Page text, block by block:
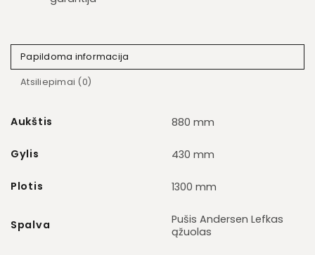
Papildoma informacija
Atsiliepimai (0)
Aukštis 880 mm
Gylis 430 mm
Plotis 1300 mm
Spalva
Pušis Andersen Lefkas
ąžuolas